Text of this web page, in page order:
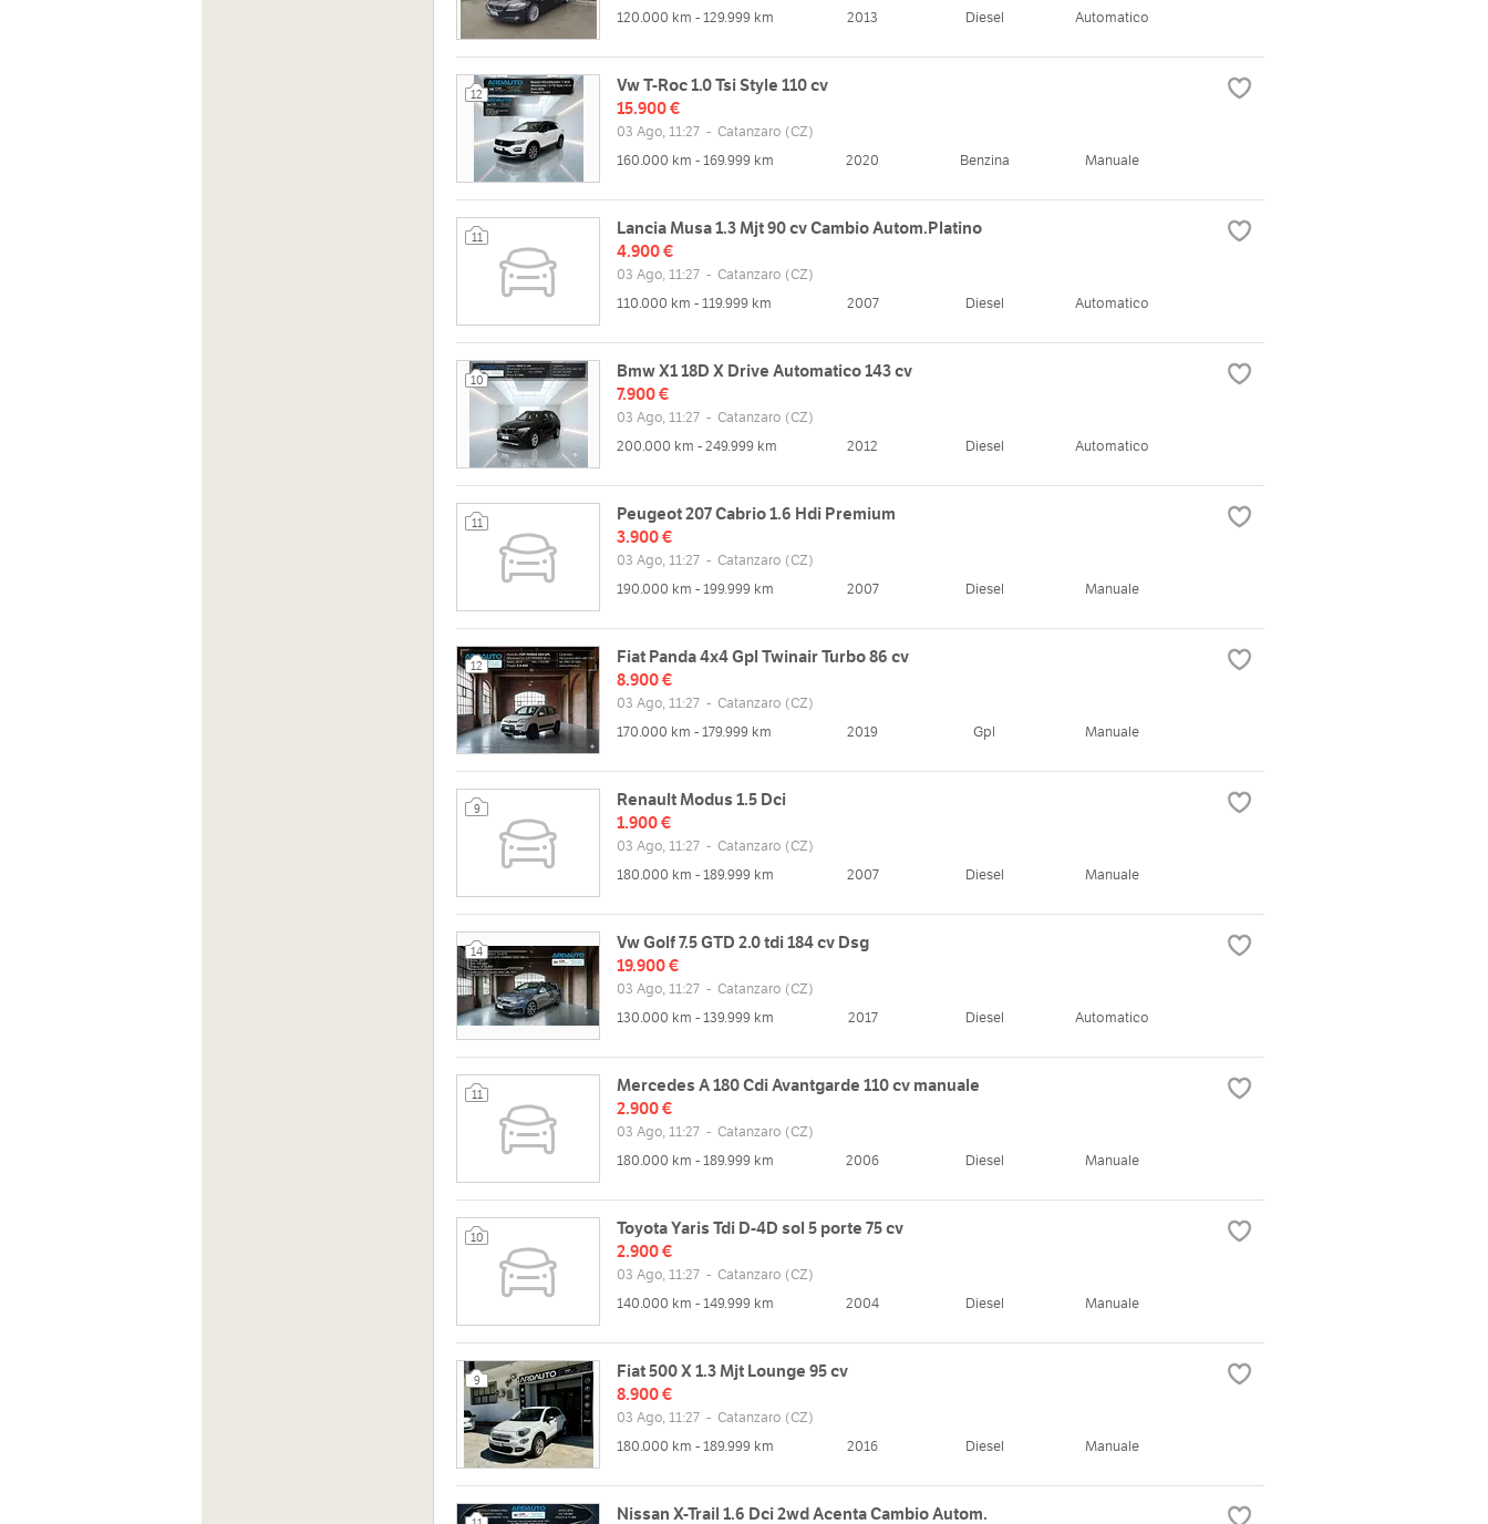
120.000 km - 129.999 km
2013 Diesel Automatico
12
Vw T-Roc 1.0 Tsi Style 110 cv
15.900 €
03 Ago, 11:27 - Catanzaro (CZ)
160.000 km - 169.999 km
2020 Benzina Manuale
11
Lancia Musa 1.3 Mjt 90 cv Cambio Autom.Platino
4.900 €
03 Ago, 11:27 - Catanzaro (CZ)
110.000 km - 119.999 km
2007 Diesel Automatico
10
Bmw X1 18D X Drive Automatico 143 cv
7.900 €
03 Ago, 11:27 - Catanzaro (CZ)
200.000 km - 249.999 km
2012 Diesel Automatico
11
Peugeot 207 Cabrio 1.6 Hdi Premium
3.900 €
03 Ago, 11:27 - Catanzaro (CZ)
190.000 km - 199.999 km
2007 Diesel Manuale
12
Fiat Panda 4x4 Gpl Twinair Turbo 86 cv
8.900 €
03 Ago, 11:27 - Catanzaro (CZ)
170.000 km - 179.999 km
2019 Gpl Manuale
9
Renault Modus 1.5 Dci
1.900 €
03 Ago, 11:27 - Catanzaro (CZ)
180.000 km - 189.999 km
2007 Diesel Manuale
14
Vw Golf 7.5 GTD 2.0 tdi 184 cv Dsg
19.900 €
03 Ago, 11:27 - Catanzaro (CZ)
130.000 km - 139.999 km
2017 Diesel Automatico
11
Mercedes A 180 Cdi Avantgarde 110 cv manuale
2.900 €
03 Ago, 11:27 - Catanzaro (CZ)
180.000 km - 189.999 km
2006 Diesel Manuale
10
Toyota Yaris Tdi D-4D sol 5 porte 75 cv
2.900 €
03 Ago, 11:27 - Catanzaro (CZ)
140.000 km - 149.999 km
2004 Diesel Manuale
9
Fiat 500 X 1.3 Mjt Lounge 95 cv
8.900 €
03 Ago, 11:27 - Catanzaro (CZ)
180.000 km - 189.999 km
2016 Diesel Manuale
Nissan X-Trail 1.6 Dci 2wd Acenta Cambio Autom.